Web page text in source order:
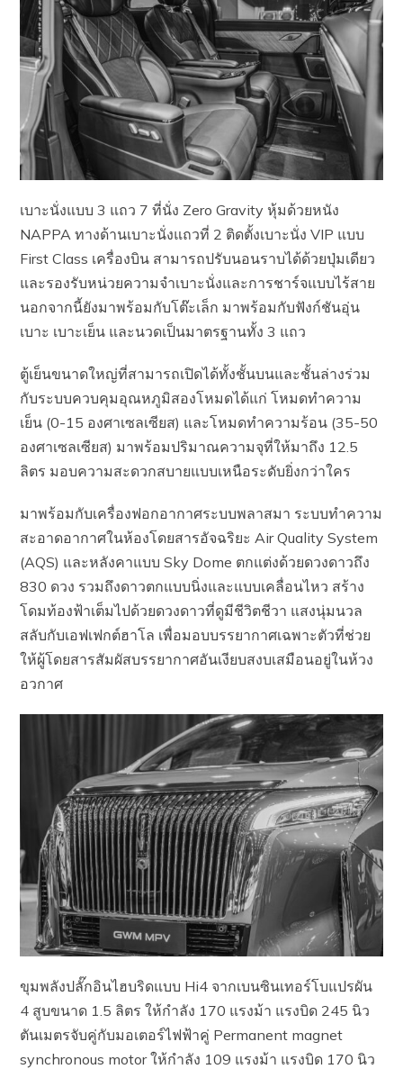
เบาะนั่งแบบ 3 แถว 7 ที่นั่ง Zero Gravity หุ้มด้วยหนัง
NAPPA ทางด้านเบาะนั่งแถวที่ 2 ติดตั้งเบาะนั่ง VIP แบบ
First Class เครื่องบิน สามารถปรับนอนราบได้ด้วยปุ่มเดียว
และรองรับหน่วยความจำเบาะนั่งและการชาร์จแบบไร้สาย
นอกจากนี้ยังมาพร้อมกับโต๊ะเล็ก มาพร้อมกับฟังก์ชันอุ่น
เบาะ เบาะเย็น และนวดเป็นมาตรฐานทั้ง 3 แถว
ตู้เย็นขนาดใหญ่ที่สามารถเปิดได้ทั้งชั้นบนและชั้นล่างร่วม
กับระบบควบคุมอุณหภูมิสองโหมดได้แก่ โหมดทำความ
เย็น (0-15 องศาเซลเซียส) และโหมดทำความร้อน (35-50
องศาเซลเซียส) มาพร้อมปริมาณความจุที่ให้มาถึง 12.5
ลิตร มอบความสะดวกสบายแบบเหนือระดับยิ่งกว่าใคร
มาพร้อมกับเครื่องฟอกอากาศระบบพลาสมา ระบบทำความ
สะอาดอากาศในห้องโดยสารอัจฉริยะ Air Quality System
(AQS) และหลังคาแบบ Sky Dome ตกแต่งด้วยดวงดาวถึง
830 ดวง รวมถึงดาวตกแบบนิ่งและแบบเคลื่อนไหว สร้าง
โดมท้องฟ้าเต็มไปด้วยดวงดาวที่ดูมีชีวิตชีวา แสงนุ่มนวล
สลับกับเอฟเฟกต์ฮาโล เพื่อมอบบรรยากาศเฉพาะตัวที่ช่วย
ให้ผู้โดยสารสัมผัสบรรยากาศอันเงียบสงบเสมือนอยู่ในห้วง
อวกาศ
ขุมพลังปลั๊กอินไฮบริดแบบ Hi4 จากเบนซินเทอร์โบแปรผัน
4 สูบขนาด 1.5 ลิตร ให้กำลัง 170 แรงม้า แรงบิด 245 นิว
ตันเมตรจับคู่กับมอเตอร์ไฟฟ้าคู่ Permanent magnet
synchronous motor ให้กำลัง 109 แรงม้า แรงบิด 170 นิว